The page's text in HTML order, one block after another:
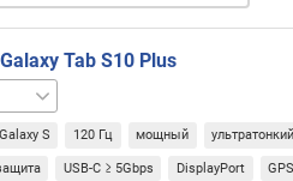
Tab S10 Plus
512 ГБ
Galaxy S 120 Гц мощный
USB-C ≥ 5Gbps DisplayPort